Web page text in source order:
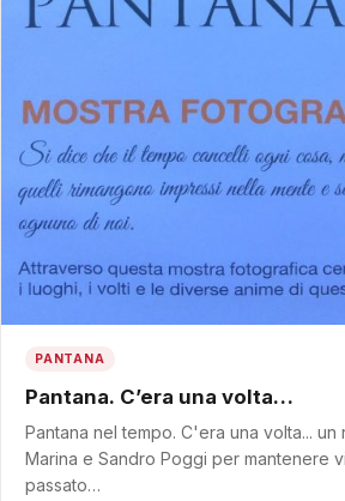
PANTANA
Pantana. C’era una volta…
Pantana nel tempo. C'era una volta...
Marina e Sandro Poggi per mantenere
passato…